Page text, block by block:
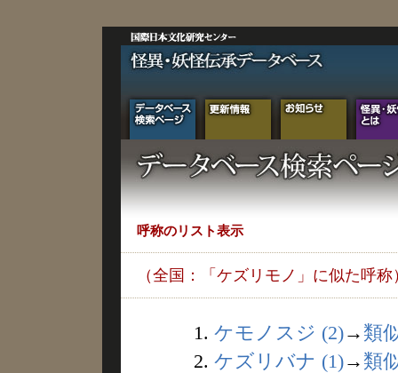
呼称のリスト表示
（全国：「ケズリモノ」に似た呼称
1. ケモノスジ (2)→ 類
2. ケズリバナ (1)→ 類